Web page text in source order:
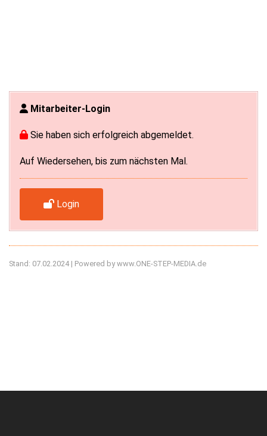
Mitarbeiter-Login
Sie haben sich erfolgreich abgemeldet.
Auf Wiedersehen, bis zum nächsten Mal.
Login
Stand: 07.02.2024 | Powered by www.ONE-STEP-MEDIA.de